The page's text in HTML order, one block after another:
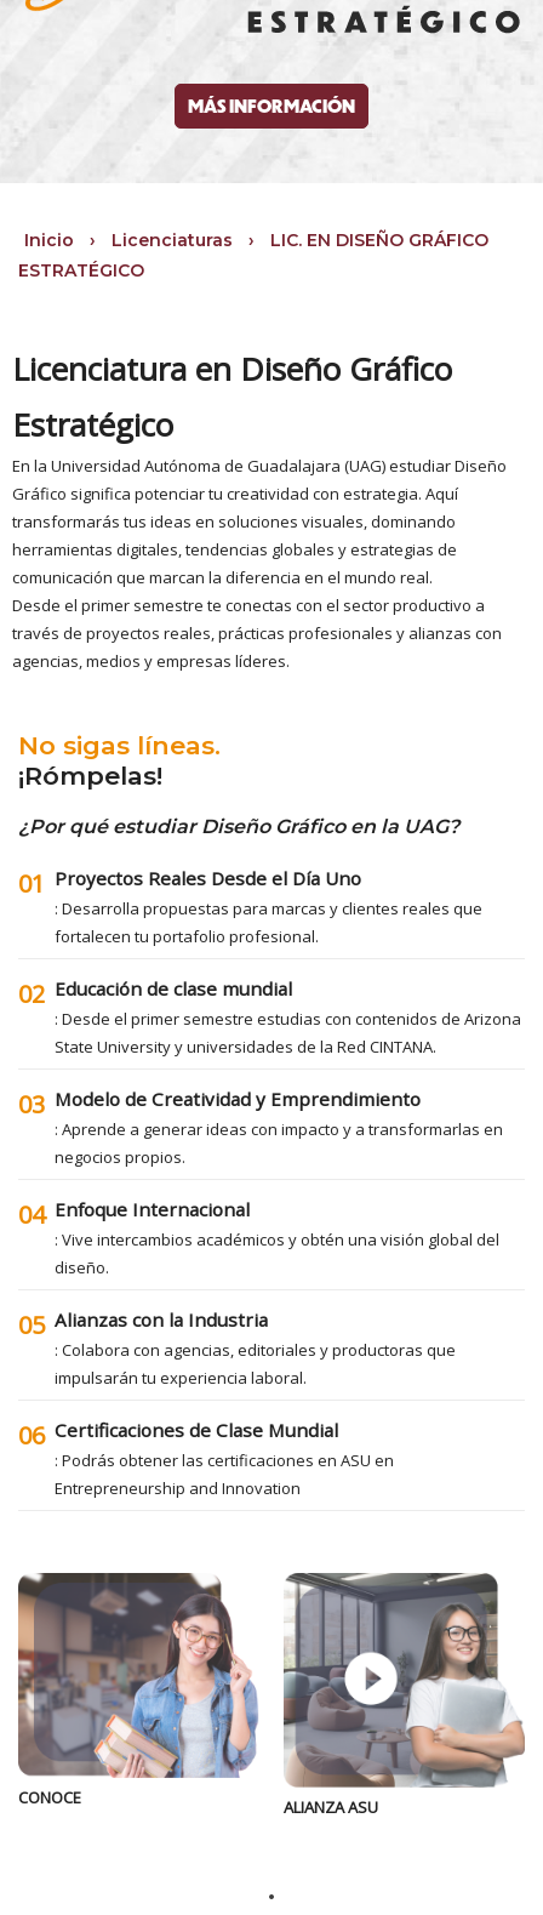
MÁS INFORMACIÓN
Inicio › Licenciaturas ›
LIC. EN DISEÑO GRÁFICO
ESTRATÉGICO
Licenciatura en Diseño Gráfico
Estratégico
En la Universidad Autónoma de Guadalajara (UAG) estudiar Diseño
Gráfico significa potenciar tu creatividad con estrategia. Aquí
transformarás tus ideas en soluciones visuales, dominando
herramientas digitales, tendencias globales y estrategias de
comunicación que marcan la diferencia en el mundo real.
Desde el primer semestre te conectas con el sector productivo a
través de proyectos reales, prácticas profesionales y alianzas con
agencias, medios y empresas líderes.
No sigas líneas.
¡Rómpelas!
¿Por qué estudiar Diseño Gráfico en la UAG?
01 Proyectos Reales Desde el Día Uno
: Desarrolla propuestas para marcas y clientes reales que
fortalecen tu portafolio profesional.
02 Educación de clase mundial
: Desde el primer semestre estudias con contenidos de Arizona
State University y universidades de la Red CINTANA.
03 Modelo de Creatividad y Emprendimiento
: Aprende a generar ideas con impacto y a transformarlas en
negocios propios.
04 Enfoque Internacional
: Vive intercambios académicos y obtén una visión global del
diseño.
05 Alianzas con la Industria
: Colabora con agencias, editoriales y productoras que
impulsarán tu experiencia laboral.
06 Certificaciones de Clase Mundial
: Podrás obtener las certificaciones en ASU en
Entrepreneurship and Innovation
CONOCE ALIANZA ASU